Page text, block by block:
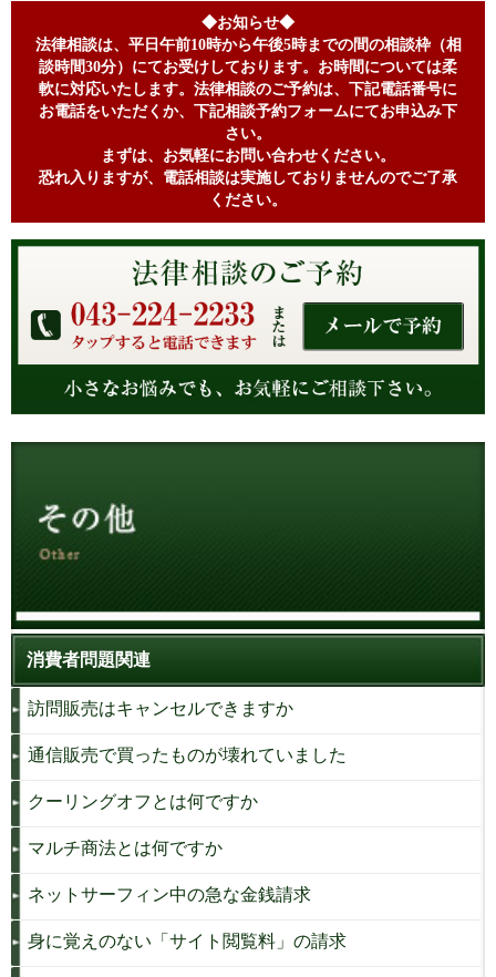
◆お知らせ◆
法律相談は、平日午前10時から午後5時までの間の相談枠（相
談時間30分）にてお受けしております。お時間については柔
軟に対応いたします。法律相談のご予約は、下記電話番号に
お電話をいただくか、下記相談予約フォームにてお申込み下
さい。
まずは、お気軽にお問い合わせください。
恐れ入りますが、電話相談は実施しておりませんのでご了承
ください。
消費者問題関連
訪問販売はキャンセルできますか
通信販売で買ったものが壊れていました
クーリングオフとは何ですか
マルチ商法とは何ですか
ネットサーフィン中の急な金銭請求
身に覚えのない「サイト閲覧料」の請求